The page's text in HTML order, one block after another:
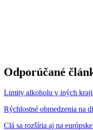
Odporúčané
Limity alkoholu v iných
Rýchlostné obmedzenia na
Clá sa rozšíria aj na